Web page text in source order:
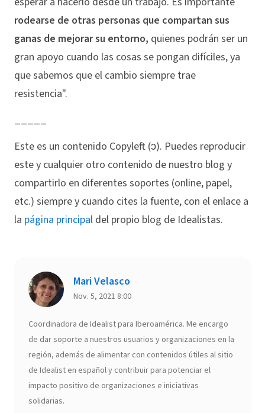
rodearse de otras personas que compartan sus
ganas de mejorar su entorno, quienes podrán ser un
gran apoyo cuando las cosas se pongan difíciles, ya
que sabemos que el cambio siempre trae
resistencia".
_____
Este es un contenido Copyleft (ↄ). Puedes reproducir
este y cualquier otro contenido de nuestro blog y
compartirlo en diferentes soportes (online, papel,
etc.) siempre y cuando cites la fuente, con el enlace a
la página principal del propio blog de Idealistas.
Mari Velasco
Nov. 5, 2021 8:00
Coordinadora de Idealist para Iberoamérica. Me encargo
de dar soporte a nuestros usuarios y organizaciones en la
región, además de alimentar con contenidos útiles al sitio
de Idealist en español y contribuir para potenciar el
impacto positivo de organizaciones e iniciativas
solidarias.